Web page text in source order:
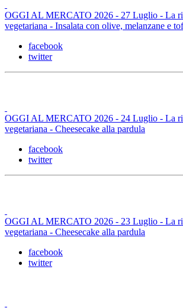
OGGI AL MERCATO 2026 - 27 Luglio - La
vegetariana - Insalata con olive, melanzane e
facebook
twitter
OGGI AL MERCATO 2026 - 24 Luglio - La
vegetariana - Cheesecake alla pardula
facebook
twitter
OGGI AL MERCATO 2026 - 23 Luglio - La
vegetariana - Cheesecake alla pardula
facebook
twitter